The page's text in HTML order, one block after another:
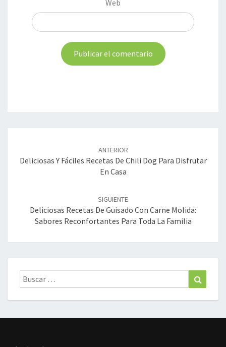
Web
entradas
ANTERIOR
Deliciosas Y Fáciles Recetas De Chili Dog Para Disfrutar
En Casa
SIGUIENTE
Deliciosas Recetas De Guisado Con Carne Molida:
Sabores Reconfortantes Para Toda La Familia
Buscar: